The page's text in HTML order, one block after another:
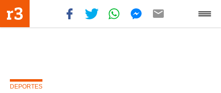
DEPORTES